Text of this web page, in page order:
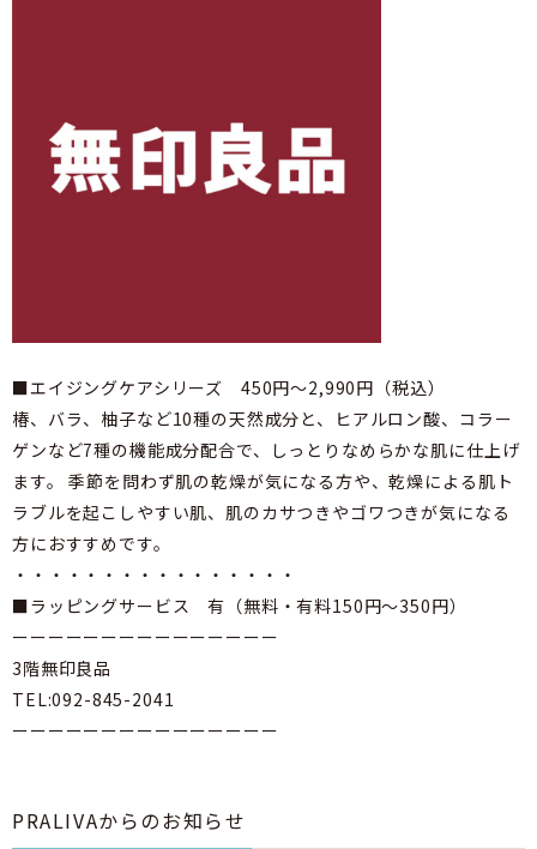
■エイジングケアシリーズ 450円～2,990円（税込）
椿、バラ、柚子など10種の天然成分と、ヒアルロン酸、コラー
ゲンなど7種の機能成分配合で、しっとりなめらかな肌に仕上げ
ます。 季節を問わず肌の乾燥が気になる方や、乾燥による肌ト
ラブルを起こしやすい肌、肌のカサつきやゴワつきが気になる
方におすすめです。
・・・・・・・・・・・・・・・・
■ラッピングサービス 有（無料・有料150円～350円）
ーーーーーーーーーーーーーーー
3階無印良品
TEL:092-845-2041
ーーーーーーーーーーーーーーー
PRALIVAからのお知らせ